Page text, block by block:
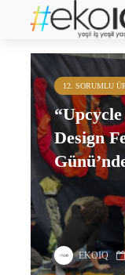
ÇerÇöp
12. SORUMLU
Design
EKOIQ